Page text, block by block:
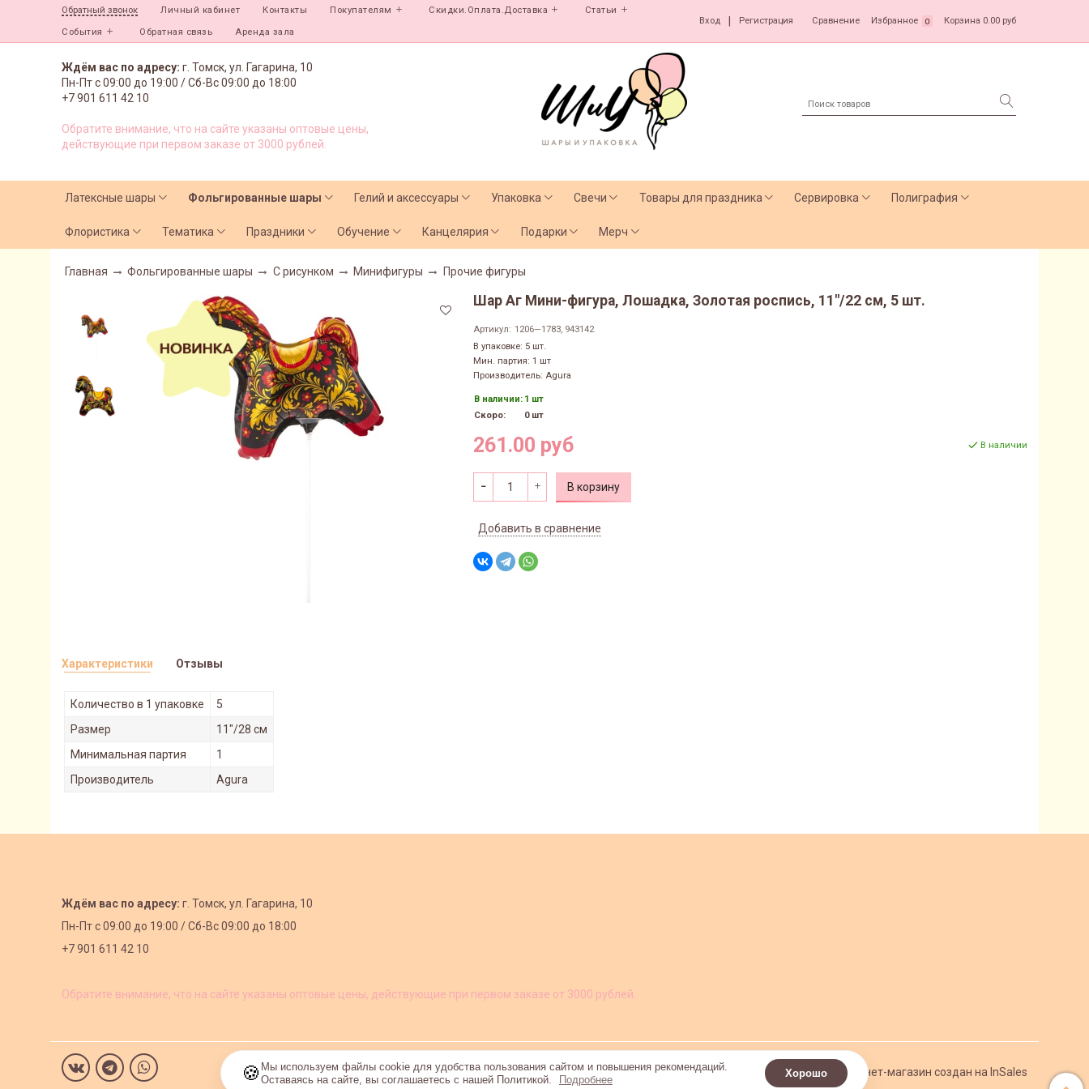
Обратный звонок Личный кабинет Контакты Покупателям Скидки.Оплата.Доставка Статьи
События Обратная связь Аренда зала
Вход Регистрация Сравнение Избранное 0 Корзина 0.00 руб
Ждём вас по адресу: г. Томск, ул. Гагарина, 10
Пн-Пт с09:00 до 19:00 /Сб-Вс 09:00 до 18:00
+7 901 611 42 10
Обратите внимание, что на сайте указаны оптовые цены,
действующие при первом заказе от 3000 рублей.
Латексные шары Фольгированные шары Гелий и аксессуары Упаковка Свечи Товары для праздника Сервировка Полиграфия
Флористика Тематика Праздники Обучение Канцелярия Подарки Мерч
Главная Фольгированные шары С рисунком Минифигуры Прочие фигуры
Шар Аг Мини-фигура, Лошадка, Золотая роспись, 11"/22 см, 5 шт.
Артикул: 1206—1783, 943142
В упаковке: 5 шт.
Мин. партия: 1 шт
Производитель: Agura
В наличии: 1 шт
Скоро:
0 шт
261.00 руб В наличии
В корзину
Добавить в сравнение
Характеристики
Количество в 1 упаковке
5
Размер
11"/28 см
Минимальная партия
1
Производитель
Agura
Отзывы
Ждём вас по адресу: г. Томск, ул. Гагарина, 10
Пн-Пт с09:00 до 19:00 /Сб-Вс 09:00 до 18:00
+7 901 611 42 10
Обратите внимание, что на сайте указаны оптовые цены, действующие при первом заказе от 3000 рублей.
Интернет-магазин создан на InSales
🍪 Мы используем файлы cookie для удобства пользования сайтом и повышения рекомендаций.
Оставаясь на сайте, вы соглашаетесь с нашей Политикой.
Подробнее Хорошо